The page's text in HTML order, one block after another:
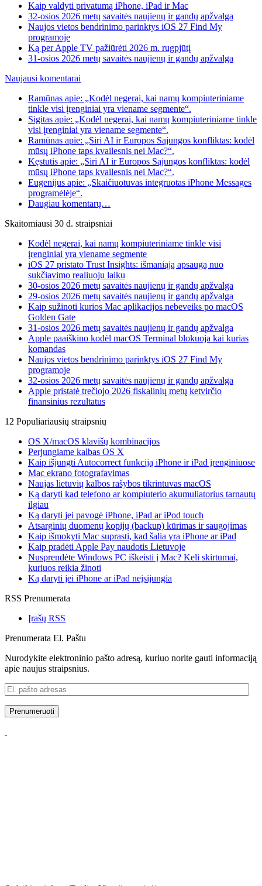
Kaip valdyti privatumą iPhone, iPad ir Mac
32-osios 2026 metų savaitės naujienų ir gandų apžvalga
Naujos vietos bendrinimo parinktys iOS 27 Find My
programoje
Ką per Apple TV pažiūrėti 2026 m. rugpjūtį
31-osios 2026 metų savaitės naujienų ir gandų apžvalga
Naujausi komentarai
Ramūnas apie: „Kodėl negerai, kai namų kompiuteriniame
tinkle visi įrenginiai yra viename segmente“.
Sigitas apie: „Kodėl negerai, kai namų kompiuteriniame tinkle
visi įrenginiai yra viename segmente“.
Ramūnas apie: „Siri AI ir Europos Sąjungos konfliktas: kodėl
mūsų iPhone taps kvailesnis nei Mac?“.
Kęstutis apie: „Siri AI ir Europos Sąjungos konfliktas: kodėl
mūsų iPhone taps kvailesnis nei Mac?“.
Eugenijus apie: „Skaičiuotuvas integruotas iPhone Messages
programėlėje“.
Daugiau komentarų…
Skaitomiausi 30 d. straipsniai
Kodėl negerai, kai namų kompiuteriniame tinkle visi
įrenginiai yra viename segmente
iOS 27 pristato Trust Insights: išmaniąją apsaugą nuo
sukčiavimo realiuoju laiku
30-osios 2026 metų savaitės naujienų ir gandų apžvalga
29-osios 2026 metų savaitės naujienų ir gandų apžvalga
Kaip sužinoti kurios Mac aplikacijos nebeveiks po macOS
Golden Gate
31-osios 2026 metų savaitės naujienų ir gandų apžvalga
Apple paaiškino kodėl macOS Terminal blokuoja kai kurias
komandas
Naujos vietos bendrinimo parinktys iOS 27 Find My
programoje
32-osios 2026 metų savaitės naujienų ir gandų apžvalga
Apple pristatė trečiojo 2026 fiskalinių metų ketvirčio
finansinius rezultatus
12 Populiariausių straipsnių
OS X/macOS klavišų kombinacijos
Perjungiame kalbas OS X
Kaip išjungti Autocorrect funkciją iPhone ir iPad įrenginiuose
Mac ekrano fotografavimas
Naujas lietuvių kalbos rašybos tikrintuvas macOS
Ką daryti kad telefono ar kompiuterio akumuliatorius tarnautų
ilgiau
Ką daryti jei pavogė iPhone, iPad ar iPod touch
Atsarginių duomenų kopijų (backup) kūrimas ir saugojimas
Kaip išmokyti Mac suprasti, kad šalia yra iPhone ar iPad
Kaip pradėti Apple Pay naudotis Lietuvoje
Nusprendėte Windows PC iškeisti į Mac? Keli skirtumai,
kuriuos reikia žinoti
Ką daryti jei iPhone ar iPad neįsijungia
RSS Prenumerata
Įrašų RSS
Prenumerata El. Paštu
Nurodykite elektroninio pašto adresą, kuriuo norite gauti informaciją
apie naujus straipsnius.
El.
pašto
adresas
Prenumeruoti